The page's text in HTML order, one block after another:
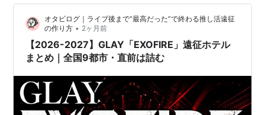
い。クリスマス、祝日、ツアーファイナルと、ホテル需
要が重なる日程も多い。人気ホテルは、気づいたときに
は埋まっていることもある。遠征が決まっ…
オタビログ｜ライブ後まで“最高だった”で終わる推し活遠征
の作り方 • 2ヶ月前
【2026-2027】GLAY「EXOFIRE」遠征ホテル
まとめ｜全国9都市・直前は詰む